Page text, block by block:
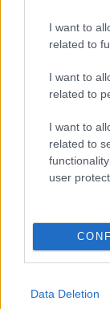
I want to
related to
I want to
related to
I want to
related to
user
Data Deletion
támadni
– „Ahogy
erről pedig